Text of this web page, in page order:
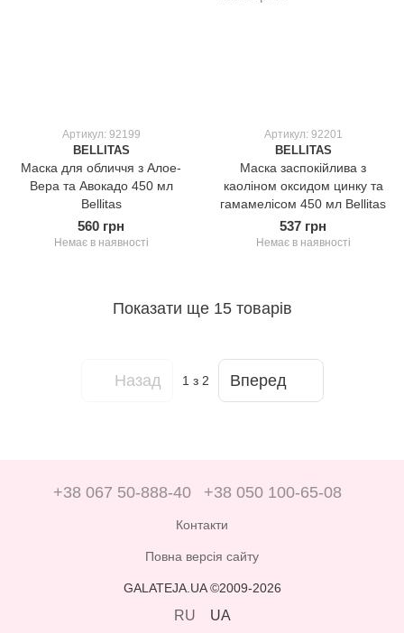
Артикул: 92199
BELLITAS
Маска для обличчя з Алое-
Вера та Авокадо 450 мл
Bellitas
560 грн
Немає в наявності
Артикул: 92201
BELLITAS
Маска заспокійлива з
каоліном оксидом цинку та
гамамелісом 450 мл Bellitas
537 грн
Немає в наявності
Показати ще 15 товарів
Назад 1 з 2 Вперед
+38 067 50-888-40 +38 050 100-65-08
Контакти
Повна версія сайту
GALATEJA.UA ©2009-2026
RU UA